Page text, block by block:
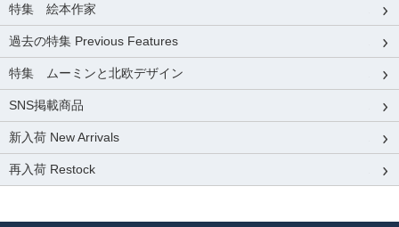
特集 絵本作家
過去の特集 Previous Features
特集 ムーミンと北欧デザイン
SNS掲載商品
新入荷 New Arrivals
再入荷 Restock